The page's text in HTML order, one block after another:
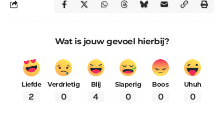
Wat is jouw gevoel hierbij?
Liefde
2
Verdrietig
0
Blij
4
Slaperig
0
Boos
0
Uhuh
0